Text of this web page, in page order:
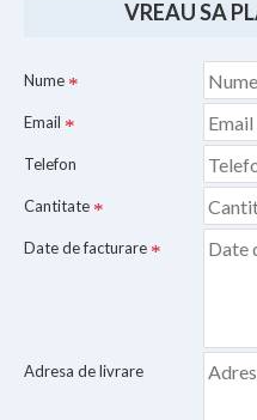
VREAU SA
Nume
Email
Telefon
Cantitate
Date de facturare
Adresa de livrare